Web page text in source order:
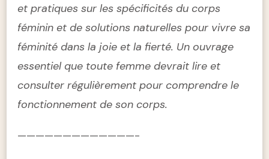
et pratiques sur les spécificités du corps
féminin et de solutions naturelles pour vivre sa
féminité dans la joie et la fierté. Un ouvrage
essentiel que toute femme devrait lire et
consulter régulièrement pour comprendre le
fonctionnement de son corps.
—————————————-